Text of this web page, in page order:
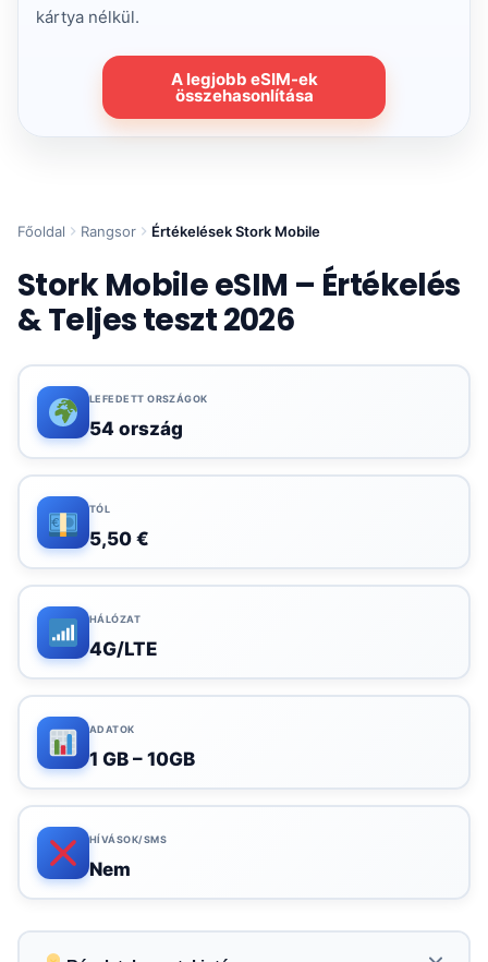
kártya nélkül.
A legjobb eSIM-ek
összehasonlítása
Főoldal Rangsor Értékelések Stork Mobile
Stork Mobile eSIM – Értékelés
& Teljes teszt 2026
LEFEDETT ORSZÁGOK
54 ország
TÓL
5,50 €
HÁLÓZAT
4G/LTE
ADATOK
1 GB – 10GB
HÍVÁSOK/SMS
Nem